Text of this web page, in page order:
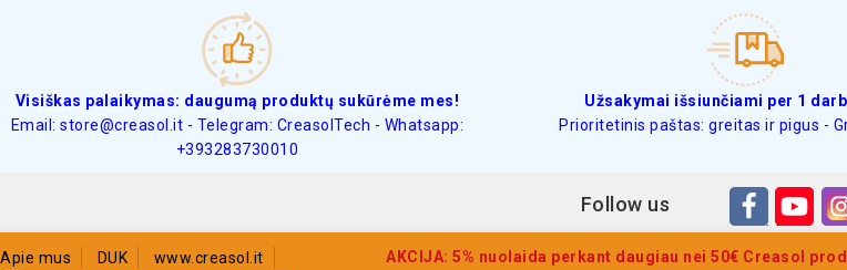
Visiškas palaikymas: daugumą produktų sukūrėme mes!
Email: store@creasol.it - Telegram: CreasolTech - Whatsapp:
+393283730010
Užsakymai išsiunčiami per 1
Prioritetinis paštas: greitas ir pigus -
Follow us
Apie mus DUK
www.creasol.it
AKCIJA: 5% nuolaida perkant daugiau nei 50€ Creasol